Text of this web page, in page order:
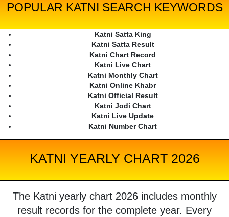
POPULAR KATNI SEARCH KEYWORDS
Katni Satta King
Katni Satta Result
Katni Chart Record
Katni Live Chart
Katni Monthly Chart
Katni Online Khabr
Katni Official Result
Katni Jodi Chart
Katni Live Update
Katni Number Chart
KATNI YEARLY CHART 2026
The Katni yearly chart 2026 includes monthly
result records for the complete year. Every